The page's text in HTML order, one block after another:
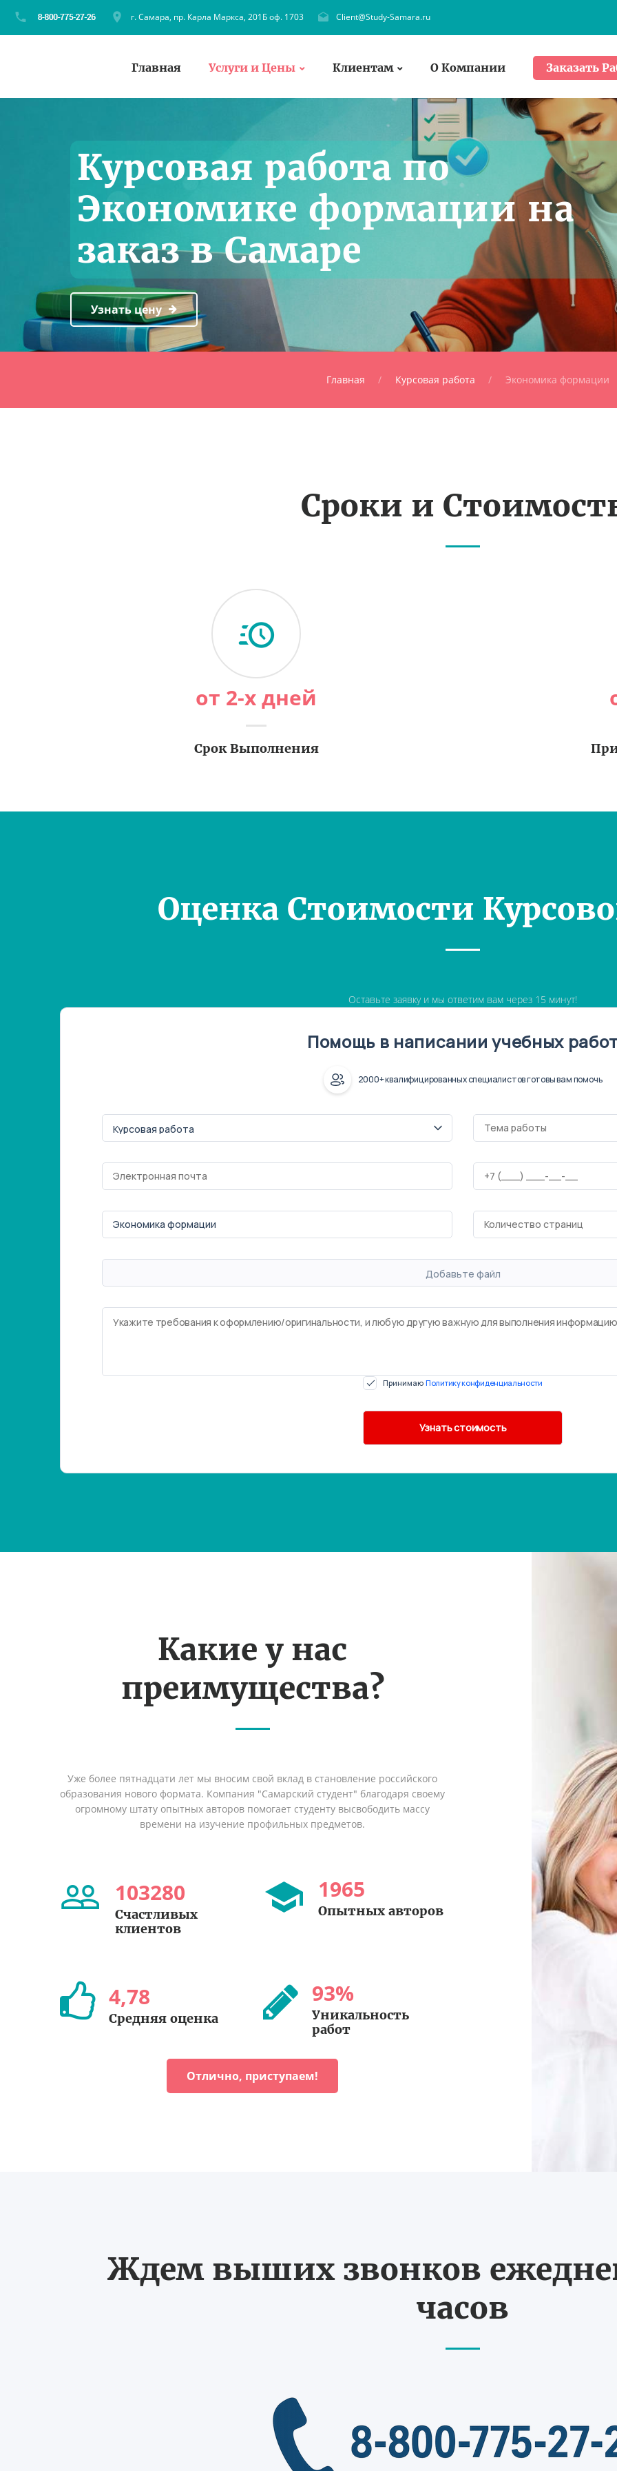
г. Самара, пр. Карла Маркса, 201Б оф. 1703 Client@Study-Samara.ru
Главная Услуги и Цены Клиентам О Компании Заказать
Курсовая работа по
Экономике формации на
заказ в Самаре
Узнать цену
Главная Курсовая работа Экономика формации
Сроки и
от 2-х дней
Срок Выполнения
Оценка Стоимости
Оставьте заявку и мы ответим вам через 15 минут!
Помощь в написании учебных
2000+ квалифицированных специалистов готовы вам помочь
Добавьте файл
Принимаю Политику конфиденциальности
Какие у нас
преимущества?
Уже более пятнадцати лет мы вносим свой вклад в становление российского
образования нового формата. Компания "Самарский студент" благодаря своему
огромному штату опытных авторов помогает студенту высвободить массу
времени на изучение профильных предметов.
103280
Счастливых
клиентов
1965
Опытных авторов
4,78
Средняя оценка
93%
Уникальность
работ
Отлично, приступаем!
Ждем выших звонков
часов